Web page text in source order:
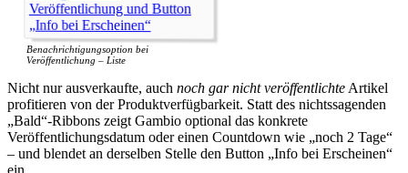
Benachrichtigungsoption bei
Veröffentlichung – Liste
Nicht nur ausverkaufte, auch noch gar nicht veröffentlichte Artikel
profitieren von der Produktverfügbarkeit. Statt des nichtssagenden
„Bald“-Ribbons zeigt Gambio optional das konkrete
Veröffentlichungsdatum oder einen Countdown wie „noch 2 Tage“
– und blendet an derselben Stelle den Button „Info bei Erscheinen“
ein.